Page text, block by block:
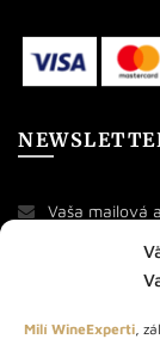
Milí WineExperti,